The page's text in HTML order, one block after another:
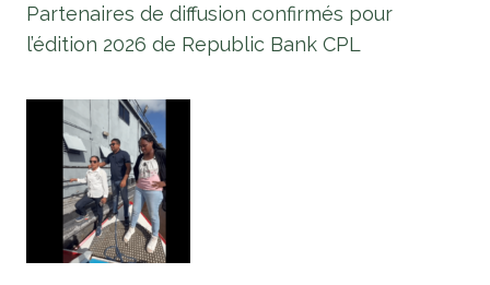
Partenaires de diffusion confirmés pour
l’édition 2026 de Republic Bank CPL